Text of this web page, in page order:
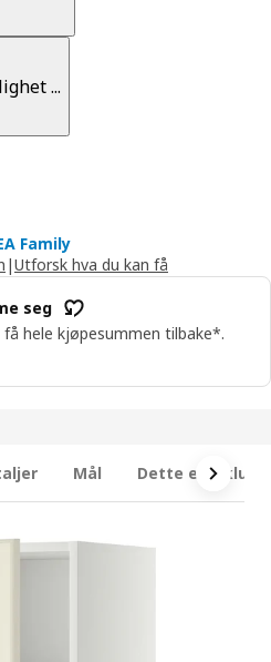
...
Family
|Utforsk hva du kan få
seg
hele kjøpesummen tilbake*.
Mål Dette er